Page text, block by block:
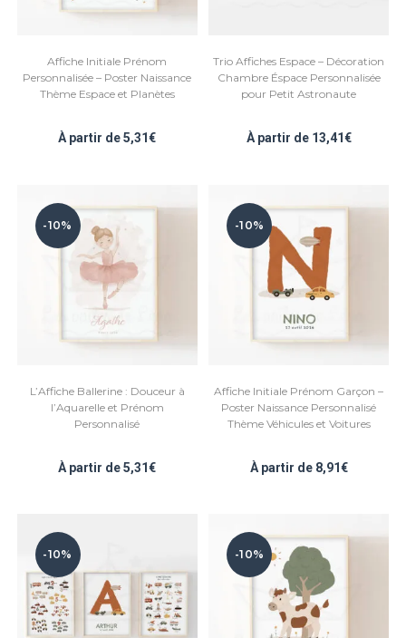
Affiche Initiale Prénom
Personnalisée – Poster Naissance
Thème Espace et Planètes
À partir de5,31€
Trio Affiches Espace – Décoration
Chambre Éspace Personnalisée
pour Petit Astronaute
À partir de 13,41€
-10%
L’Affiche Ballerine : Douceur à
l’Aquarelle et Prénom
Personnalisé
À partir de5,31€
-10%
Affiche Initiale Prénom Garçon –
Poster Naissance Personnalisé
Thème Véhicules et Voitures
À partir de 8,91€
-10% -10%